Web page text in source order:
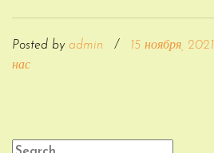
Posted by admin / 15 ноября, 2021
нас